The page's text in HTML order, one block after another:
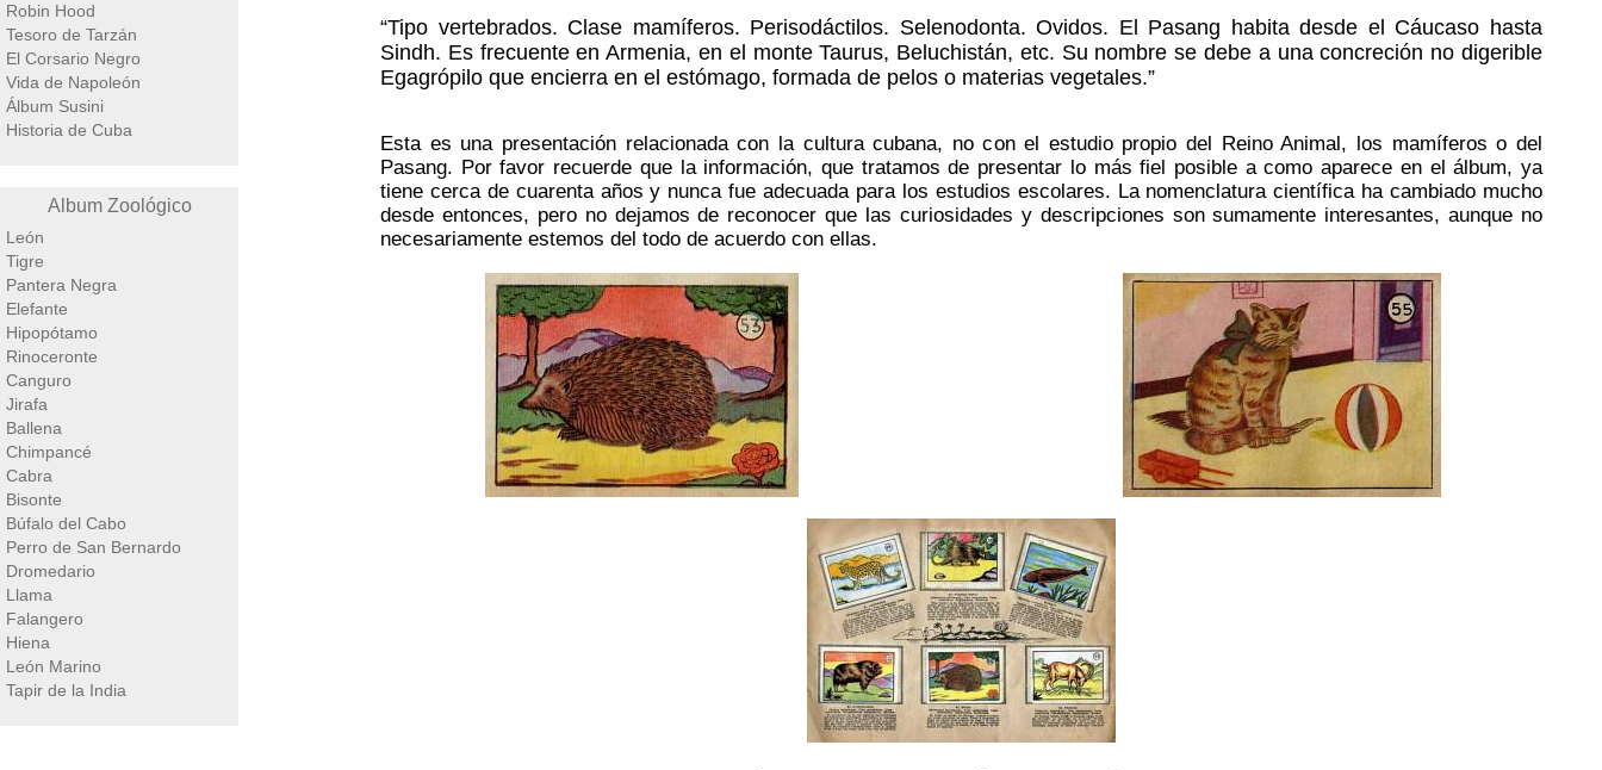
Robin Hood
Tesoro de Tarzán
El Corsario Negro
Vida de Napoleón
Álbum Susini
Historia de Cuba
Album Zoológico
León
Tigre
Pantera Negra
Elefante
Hipopótamo
Rinoceronte
Canguro
Jirafa
Ballena
Chimpancé
Cabra
Bisonte
Búfalo del Cabo
Perro de San Bernardo
Dromedario
Llama
Falangero
Hiena
León Marino
Tapir de la India
“Tipo vertebrados. Clase mamíferos. Perisodáctilos. Selenodonta. Ovidos. El Pasang habita desde el Cáucaso hasta
Sindh. Es frecuente en Armenia, en el monte Taurus, Beluchistán, etc. Su nombre se debe a una concreción no digerible
Egagrópilo que encierra en el estómago, formada de pelos o materias vegetales.”
Esta es una presentación relacionada con la cultura cubana, no con el estudio propio del Reino Animal, los mamíferos o del
Pasang. Por favor recuerde que la información, que tratamos de presentar lo más fiel posible a como aparece en el álbum, ya
tiene cerca de cuarenta años y nunca fue adecuada para los estudios escolares. La nomenclatura científica ha cambiado mucho
desde entonces, pero no dejamos de reconocer que las curiosidades y descripciones son sumamente interesantes, aunque no
necesariamente estemos del todo de acuerdo con ellas.